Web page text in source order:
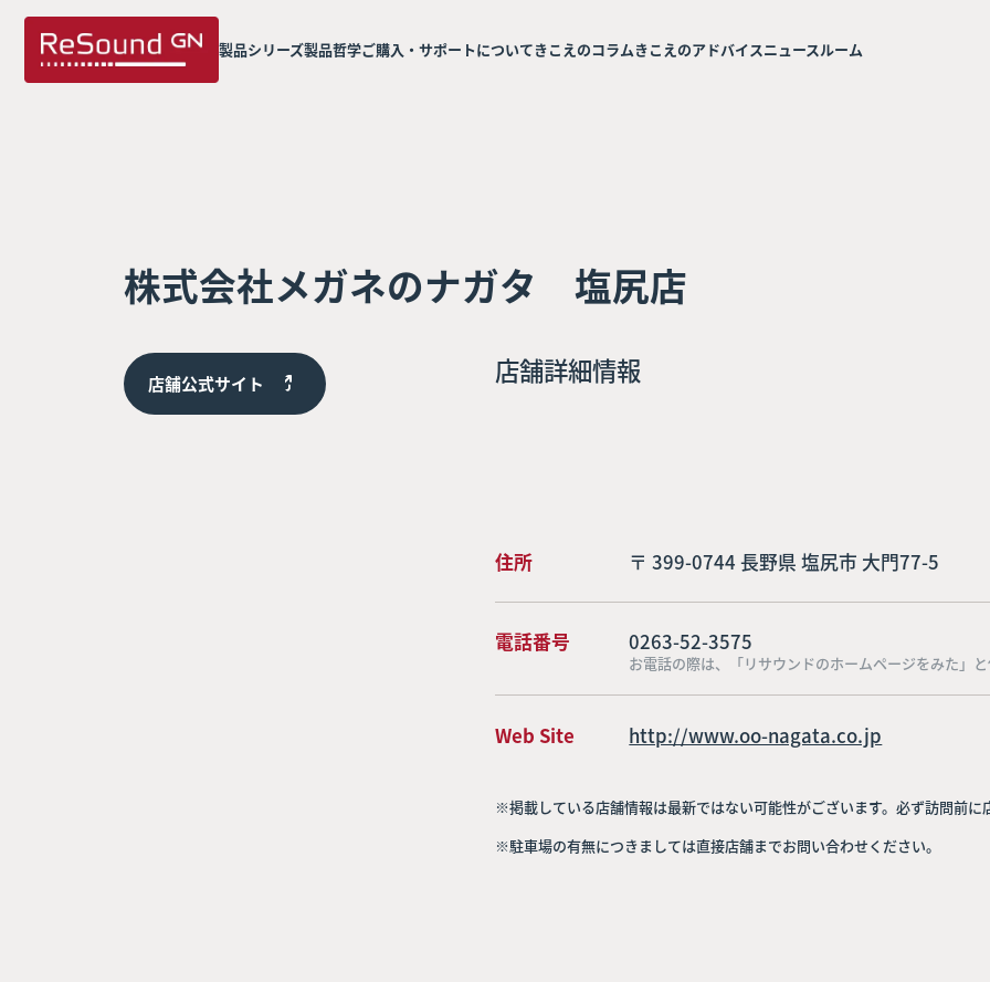
製品シリーズ製品哲学ご購入・サポートについてきこえのコラムきこえのアドバイスニュースルーム
株式会社メガネのナガタ 塩尻店
店舗公式サイト 店舗詳細情報
住所 〒 399-0744 長野県 塩尻市 大門77-5
電話番号 0263-52-3575
お電話の際は、「リサウンドのホームページをみた」
Web Site http://www.oo-nagata.co.jp
※掲載している店舗情報は最新ではない可能性がございます。必ず訪問前に
※駐車場の有無につきましては直接店舗までお問い合わせください。